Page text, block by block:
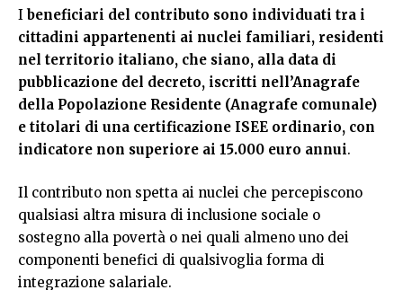
I beneficiari del contributo sono individuati tra i
cittadini appartenenti ai nuclei familiari, residenti
nel territorio italiano, che siano, alla data di
pubblicazione del decreto, iscritti nell’Anagrafe
della Popolazione Residente (Anagrafe comunale)
e titolari di una certificazione ISEE ordinario, con
indicatore non superiore ai 15.000 euro annui.
Il contributo non spetta ai nuclei che percepiscono
qualsiasi altra misura di inclusione sociale o
sostegno alla povertà o nei quali almeno uno dei
componenti benefici di qualsivoglia forma di
integrazione salariale.